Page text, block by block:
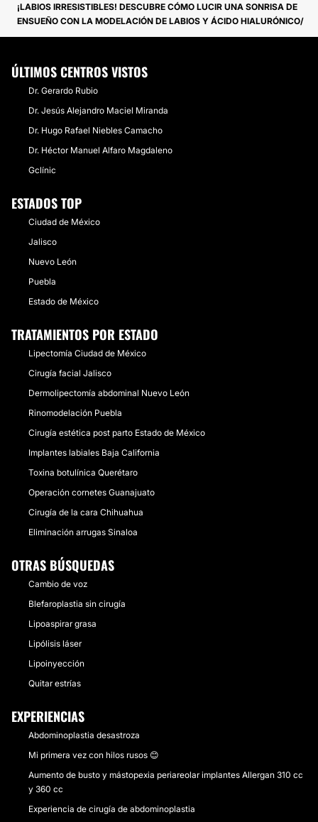
¡LABIOS IRRESISTIBLES! DESCUBRE CÓMO LUCIR UNA SONRISA DE
ENSUEÑO CON LA MODELACIÓN DE LABIOS Y ÁCIDO HIALURÓNICO
ÚLTIMOS CENTROS VISTOS
Dr. Gerardo Rubio
Dr. Jesús Alejandro Maciel Miranda
Dr. Hugo Rafael Niebles Camacho
Dr. Héctor Manuel Alfaro Magdaleno
Gclínic
ESTADOS TOP
Ciudad de México
Jalisco
Nuevo León
Puebla
Estado de México
TRATAMIENTOS POR ESTADO
Lipectomía Ciudad de México
Cirugía facial Jalisco
Dermolipectomía abdominal Nuevo León
Rinomodelación Puebla
Cirugía estética post parto Estado de México
Implantes labiales Baja California
Toxina botulínica Querétaro
Operación cornetes Guanajuato
Cirugía de la cara Chihuahua
Eliminación arrugas Sinaloa
OTRAS BÚSQUEDAS
Cambio de voz
Blefaroplastia sin cirugía
Lipoaspirar grasa
Lipólisis láser
Lipoinyección
Quitar estrías
EXPERIENCIAS
Abdominoplastia desastroza
Mi primera vez con hilos rusos 😊
Aumento de busto y mástopexia periareolar implantes Allergan 310 cc
y 360 cc
Experiencia de cirugía de abdominoplastia